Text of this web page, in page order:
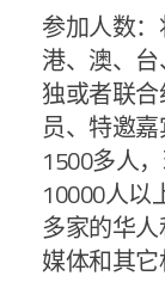
参加人数：
港、澳、
独或者联
员、特邀
1500多人
10000人以
多家的华
媒体和其它